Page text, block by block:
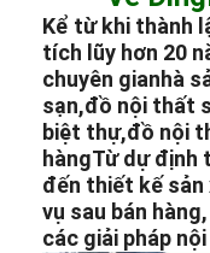
Kể từ khi thành
tích lũy hơn 20
chuyên gianhà
sạn,đồ nội thất
biệt thự,đồ nội
hàngTừ dự định
đến thiết kế sản
vụ sau bán
các giải pháp